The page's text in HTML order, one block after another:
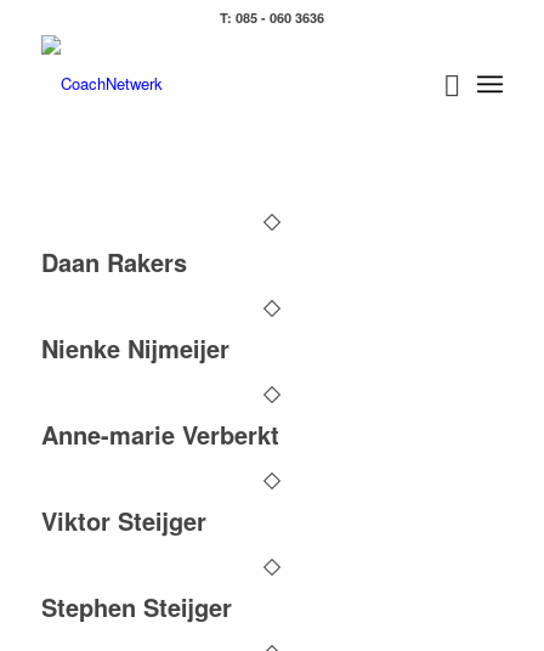
T: 085 - 060 3636
Daan Rakers
Nienke Nijmeijer
Anne-marie Verberkt
Viktor Steijger
Stephen Steijger